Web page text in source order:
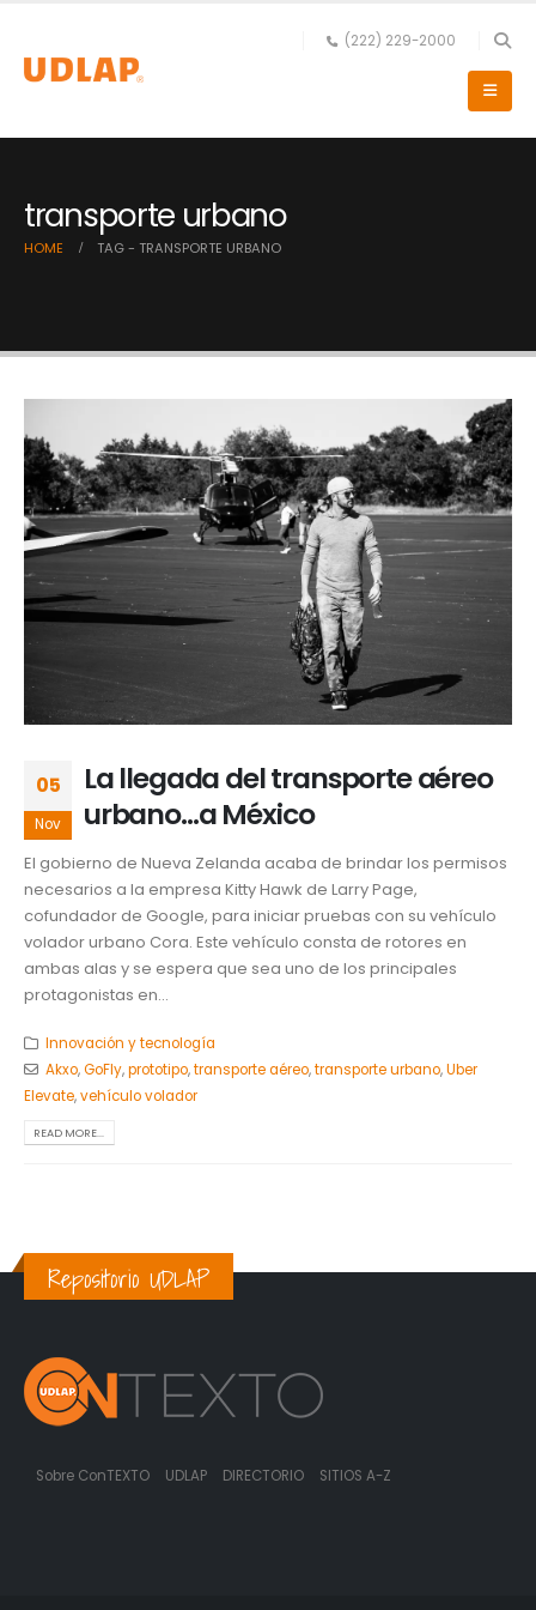
(222) 229-2000
transporte urbano
HOME TAG - TRANSPORTE URBANO
05
Nov
La llegada del transporte aéreo
urbano…a México
El gobierno de Nueva Zelanda acaba de brindar los permisos
necesarios a la empresa Kitty Hawk de Larry Page,
cofundador de Google, para iniciar pruebas con su vehículo
volador urbano Cora. Este vehículo consta de rotores en
ambas alas y se espera que sea uno de los principales
protagonistas en...
Innovación y tecnología
Akxo,GoFly,prototipo,transporte aéreo,transporte urbano,Uber
Elevate,vehículo volador
READ MORE...
Repositorio UDLAP
Sobre ConTEXTO UDLAP DIRECTORIO SITIOS A-Z